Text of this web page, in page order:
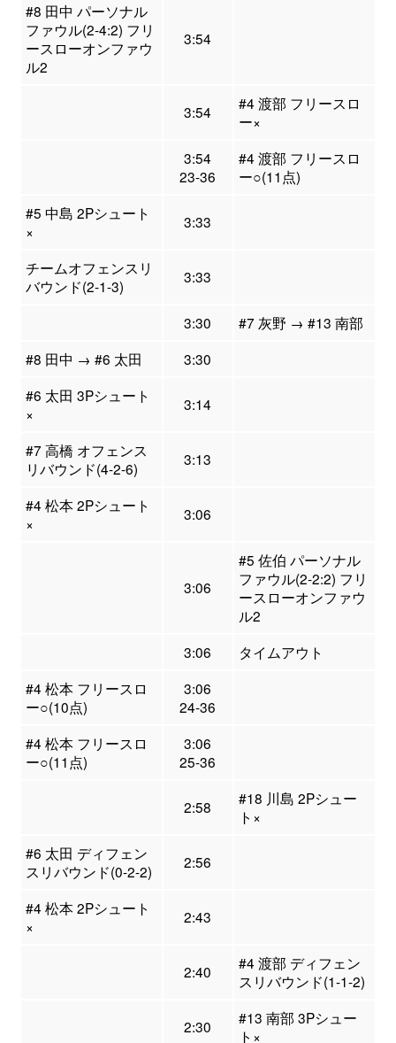
#8 田中 パーソナル
ファウル(2-4:2) フリ
ースローオンファウ
ル2
3:54
3:54
#4 渡部 フリースロ
ー×
3:54
23-36
#4 渡部 フリースロ
ー○(11点)
#5 中島 2Pシュート
×
3:33
チームオフェンスリ
バウンド(2-1-3)
3:33
3:30
#7 灰野 → #13 南部
#8 田中 → #6 太田
3:30
#6 太田 3Pシュート
×
3:14
#7 高橋 オフェンス
リバウンド(4-2-6)
3:13
#4 松本 2Pシュート
×
3:06
3:06
#5 佐伯 パーソナル
ファウル(2-2:2) フリ
ースローオンファウ
ル2
3:06
タイムアウト
#4 松本 フリースロ
ー○(10点)
3:06
24-36
#4 松本 フリースロ
ー○(11点)
3:06
25-36
2:58
#18 川島 2Pシュー
ト×
#6 太田 ディフェン
スリバウンド(0-2-2)
2:56
#4 松本 2Pシュート
×
2:43
2:40
#4 渡部 ディフェン
スリバウンド(1-1-2)
2:30
#13 南部 3Pシュー
ト×